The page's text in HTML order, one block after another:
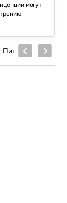
могут
Питание